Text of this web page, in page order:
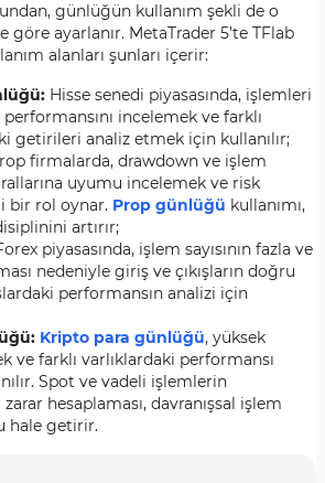
günlüğün kullanım şekli de o
göre ayarlanır. MetaTrader 5’te TFlab
alanları şunları içerir:
Hisse senedi piyasasında, işlemleri
incelemek ve farklı
getirileri analiz etmek için kullanılır;
firmalarda, drawdown ve işlem
uyumu incelemek ve risk
bir rol oynar. Prop günlüğü kullanımı,
artırır;
piyasasında, işlem sayısının fazla ve
nedeniyle giriş ve çıkışların doğru
performansın analizi için
Kripto para günlüğü, yüksek
ve farklı varlıklardaki performansı
Spot ve vadeli işlemlerin
hesaplaması, davranışsal işlem
hale getirir.